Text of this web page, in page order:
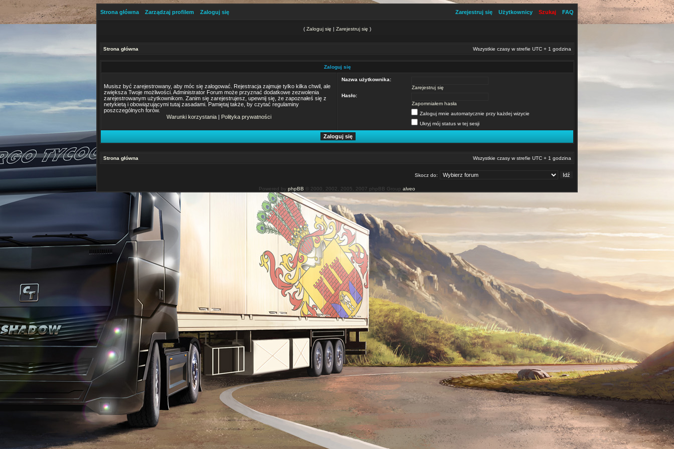
Strona główna Zarządzaj profilem Zaloguj się FAQ
Szukaj
Użytkownicy
Zarejestruj się
( Zaloguj się | Zarejestruj się )
Strona główna Wszystkie czasy w strefie UTC + 1 godzina
Zaloguj się
Musisz być zarejestrowany, aby móc się zalogować. Rejestracja zajmuje tylko kilka chwil, ale
zwiększa Twoje możliwości. Administrator Forum może przyznać dodatkowe zezwolenia
zarejestrowanym użytkownikom. Zanim się zarejestrujesz, upewnij się, że zapoznałeś się z
netykietą i obowiązującymi tutaj zasadami. Pamiętaj także, by czytać regulaminy
poszczególnych forów.
Warunki korzystania | Polityka prywatności
Nazwa użytkownika:
Zarejestruj się
Hasło:
Zapomniałem hasła
Zaloguj mnie automatycznie przy każdej wizycie
Ukryj mój status w tej sesji
Strona główna Wszystkie czasy w strefie UTC + 1 godzina
Skocz do:
Powered by phpBB © 2000, 2002, 2005, 2007 phpBB Group alveo